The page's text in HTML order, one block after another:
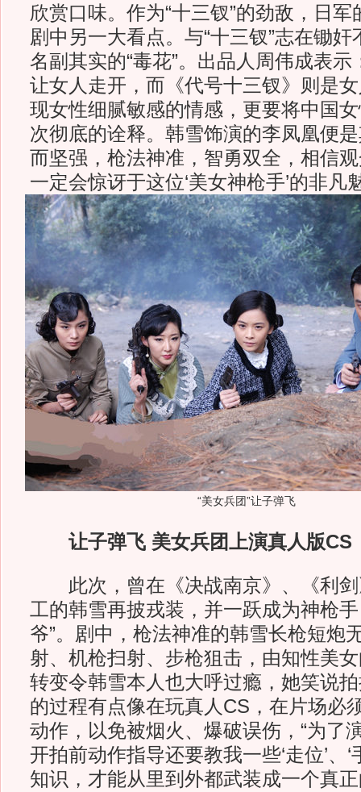
欣赏口味。作为“十三钗”的劲敌，日军
剧中另一大看点。与“十三钗”志在锄奸
名副其实的“毒花”。出品人周伟成表示
让女人走开，而《代号十三钗》则是
现女性细腻敏感的情感，更要将中国
次彻底的诠释。韩雪饰演的李凤凰便
而坚强，枪法神准，智勇双全，相信
一定会惊讶于这位‘美女神枪手’的非凡
“美女兵团”让子弹飞
让子弹飞 美女兵团上演真人版CS
此次，曾在《决战南京》、《利剑
工的韩雪再披戎装，并一跃成为神枪
爷”。剧中，枪法神准的韩雪长枪短炮
射、机枪扫射、步枪狙击，由知性美女
转变令韩雪本人也大呼过瘾，她笑说
的过程有点像在玩真人CS，在片场必
动作，以免被烟火、爆破误伤，“为了
开拍前动作指导还要教我一些‘走位’、‘
知识，才能从里到外都武装成一个真